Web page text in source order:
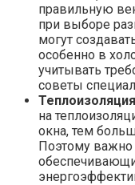
правильную
при выборе
могут
особенно в
учитывать
советы
на
окна, тем
Поэтому важно